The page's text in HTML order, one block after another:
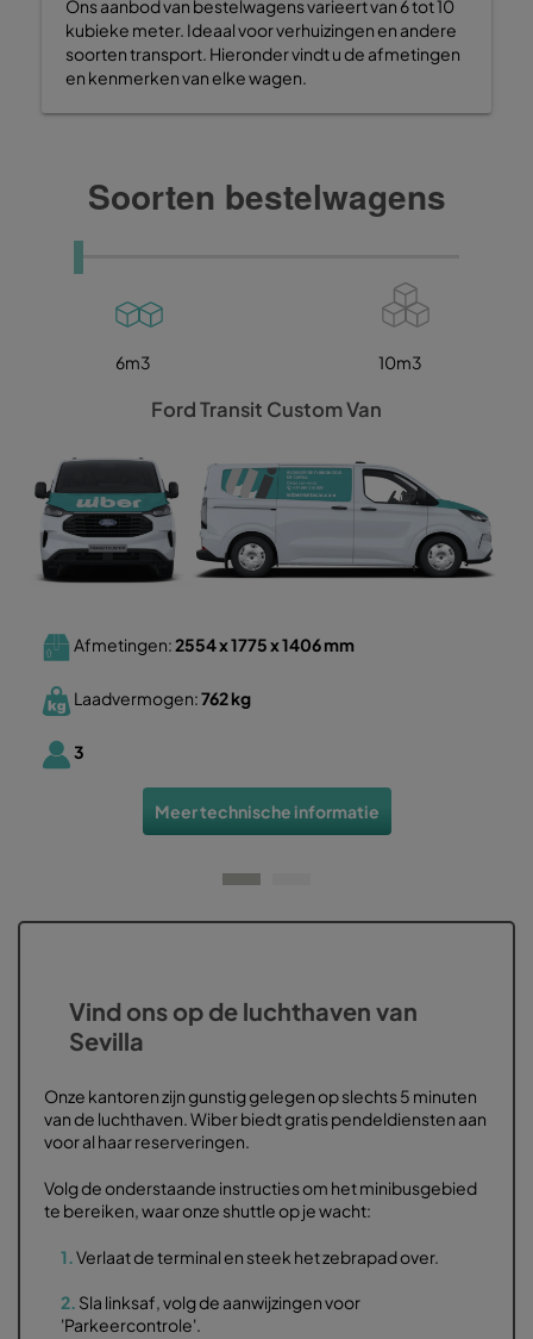
Ons aanbod van bestelwagens varieert van 6 tot 10
kubieke meter. Ideaal voor verhuizingen en andere
soorten transport. Hieronder vindt u de afmetingen
en kenmerken van elke wagen.
Soorten bestelwagens
6m3 10m3
Ford Transit Custom Van
Afmetingen:2554 x 1775 x 1406mm
Laadvermogen:762 kg
3
Meer technische informatie
Vind ons op de luchthaven van
Sevilla
Onze kantoren zijn gunstig gelegen op slechts 5 minuten
van de luchthaven. Wiber biedt gratis pendeldiensten aan
voor al haar reserveringen.
Volg de onderstaande instructies om het minibusgebied
te bereiken, waar onze shuttle op je wacht:
1. Verlaat de terminal en steek het zebrapad over.
2. Sla linksaf, volg de aanwijzingen voor
'Parkeercontrole'.